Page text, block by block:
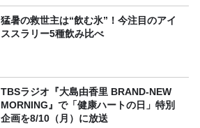
猛暑の救世主は“飲む氷”！今注目のアイ
ススラリー5種飲み比べ
TBSラジオ『大島由香里 BRAND-NEW
MORNING』で「健康ハートの日」特別
企画を8/10（月）に放送